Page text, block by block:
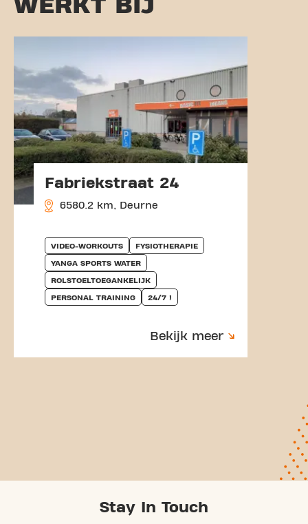
Fabriekstraat 24
6580.2 km, Deurne
VIDEO-WORKOUTS FYSIOTHERAPIE
YANGA SPORTS WATER
ROLSTOELTOEGANKELIJK
PERSONAL TRAINING 24/7 !
Bekijk meer
Stay In Touch